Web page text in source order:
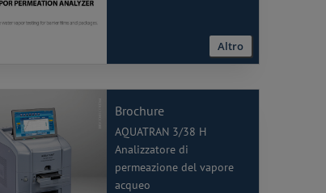
Altro
Brochure
AQUATRAN 3/38 H
Analizzatore di
permeazione del vapore
acqueo